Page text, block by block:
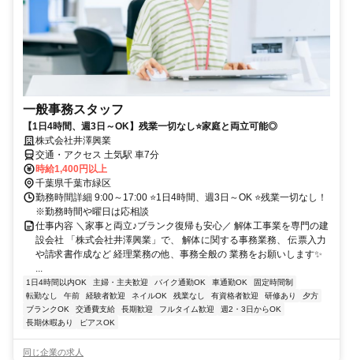
一般事務スタッフ
【1日4時間、週3日～OK】残業一切なし⭐家庭と両立可能◎
株式会社井澤興業
交通・アクセス 土気駅 車7分
時給1,400円以上
千葉県千葉市緑区
勤務時間詳細 9:00～17:00 ⭐1日4時間、週3日～OK ⭐残業一切なし！
※勤務時間や曜日は応相談
仕事内容 ＼家事と両立♪ブランク復帰も安心／ 解体工事業を専門の建
設会社 「株式会社井澤興業」で、 解体に関する事務業務、 伝票入力
や請求書作成など 経理業務の他、事務全般の 業務をお願いします✨
...
1日4時間以内OK 主婦・主夫歓迎 バイク通勤OK 車通勤OK
固定時間制
転勤なし
午前 経験者歓迎 ネイルOK 残業なし 有資格者歓迎 研修あり
夕方
ブランクOK
交通費支給 長期歓迎 フルタイム歓迎
週2・3日からOK
長期休暇あり
ピアスOK
同じ企業の求人